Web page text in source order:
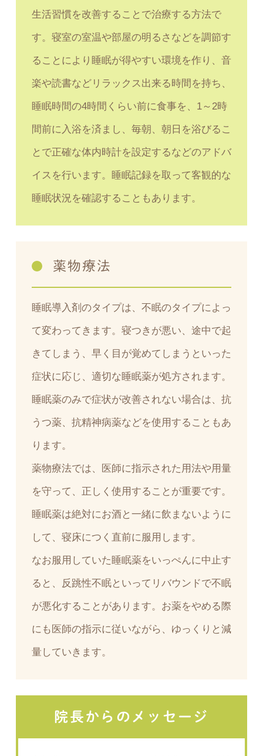
生活習慣を改善することで治療する方法で
す。寝室の室温や部屋の明るさなどを調節す
ることにより睡眠が得やすい環境を作り、音
楽や読書などリラックス出来る時間を持ち、
睡眠時間の4時間くらい前に食事を、1～2時
間前に入浴を済まし、毎朝、朝日を浴びるこ
とで正確な体内時計を設定するなどのアドバ
イスを行います。睡眠記録を取って客観的な
睡眠状況を確認することもあります。
薬物療法
睡眠導入剤のタイプは、不眠のタイプによっ
て変わってきます。寝つきが悪い、途中で起
きてしまう、早く目が覚めてしまうといった
症状に応じ、適切な睡眠薬が処方されます。
睡眠薬のみで症状が改善されない場合は、抗
うつ薬、抗精神病薬などを使用することもあ
ります。
薬物療法では、医師に指示された用法や用量
を守って、正しく使用することが重要です。
睡眠薬は絶対にお酒と一緒に飲まないように
して、寝床につく直前に服用します。
なお服用していた睡眠薬をいっぺんに中止す
ると、反跳性不眠といってリバウンドで不眠
が悪化することがあります。お薬をやめる際
にも医師の指示に従いながら、ゆっくりと減
量していきます。
院長からのメッセージ